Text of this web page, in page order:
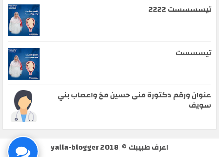
تيسسسست 2222
تيسسست
عنوان ورقم دكتورة منى حسين مخ واعصاب بني
سويف
اعرف طبيبك © |
yalla-blogger 2018